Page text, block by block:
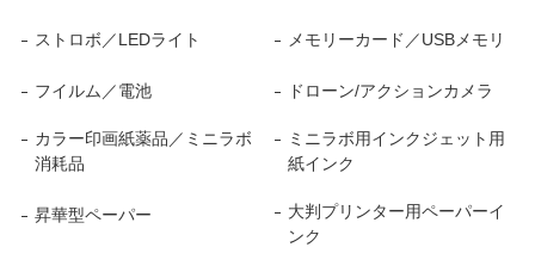
ストロボ／LEDライト メモリーカード／USBメモリ
フイルム／電池 ドローン/アクションカメラ
カラー印画紙薬品／ミニラボ
消耗品
ミニラボ用インクジェット用
紙インク
昇華型ペーパー
大判プリンター用ペーパーイ
ンク